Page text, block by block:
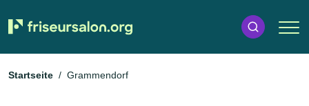
Startseite Grammendorf